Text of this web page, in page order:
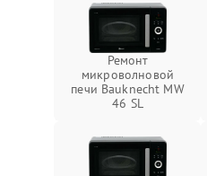
Ремонт
микроволновой
печи Bauknecht MW
46 SL